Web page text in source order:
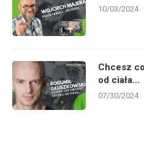
10/03/2024
Chcesz
od ciała…
07/30/2024